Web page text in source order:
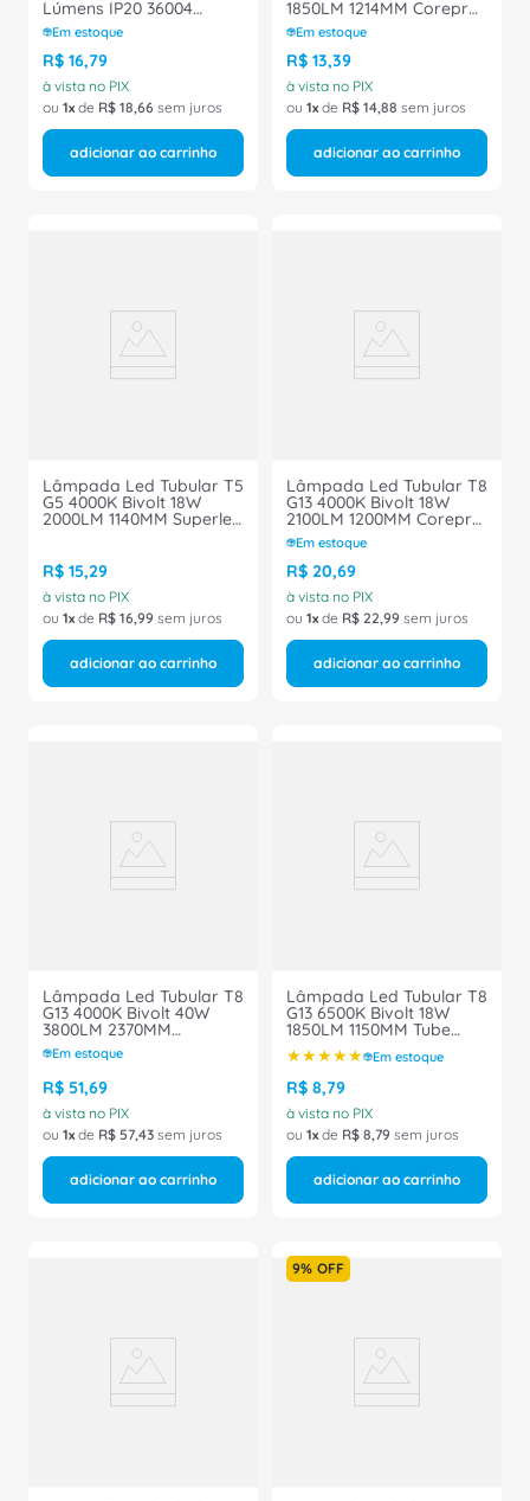
Lúmens IP20 36004
Segurimax
Em estoque
R$ 16,79
à vista no PIX
ou 1 de R$ 18,66 sem juros
adicionar ao carrinho
1850LM 1214MM Corepro
929001999772 Philips
Em estoque
R$ 13,39
à vista no PIX
ou 1 de R$ 14,88 sem juros
adicionar ao carrinho
Lâmpada Led Tubular T5
G5 4000K Bivolt 18W
2000LM 1140MM Superled
R$ 15,29
à vista no PIX
ou 1 de R$ 16,99 sem juros
adicionar ao carrinho
Lâmpada Led Tubular T8
G13 4000K Bivolt 18W
2100LM 1200MM Corepro
929002000072 Philips
Em estoque
R$ 20,69
à vista no PIX
ou 1 de R$ 22,99 sem juros
adicionar ao carrinho
Lâmpada Led Tubular T8
G13 4000K Bivolt 40W
3800LM 2370MM
Superled Tube Ho 20229
Ourolux
Em estoque
R$ 51,69
à vista no PIX
ou 1 de R$ 57,43 sem juros
adicionar ao carrinho
Lâmpada Led Tubular T8
G13 6500K Bivolt 18W
1850LM 1150MM Tube
Glass 20252 Ourolux
★★★★★ Em estoque
R$ 8,79
à vista no PIX
ou 1 de R$ 8,79 sem juros
adicionar ao carrinho
9% OFF